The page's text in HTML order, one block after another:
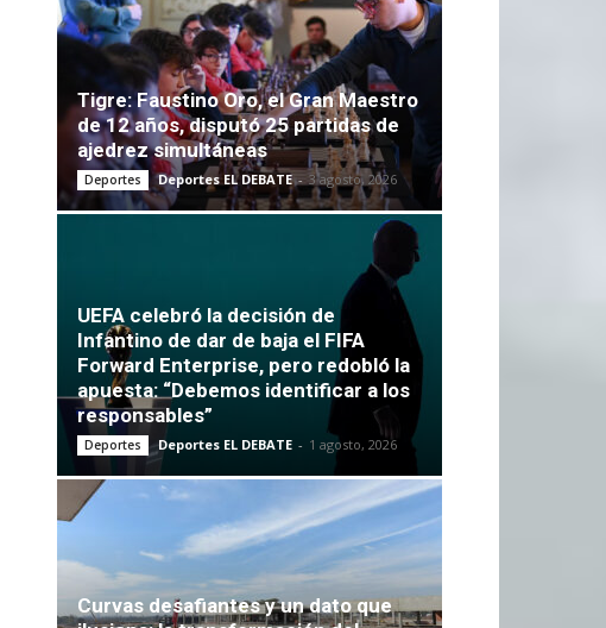
Tigre: Faustino Oro, el Gran Maestro
de 12 años, disputó 25 partidas de
ajedrez simultáneas
Deportes Deportes EL DEBATE - 3 agosto, 2026
UEFA celebró la decisión de
Infantino de dar de baja el FIFA
Forward Enterprise, pero redobló la
apuesta: “Debemos identificar a los
responsables”
Deportes Deportes EL DEBATE - 1 agosto, 2026
Curvas desafiantes y un dato que